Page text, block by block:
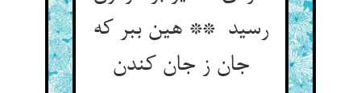
رسید ** هین ببر که
جان ز جان کندن